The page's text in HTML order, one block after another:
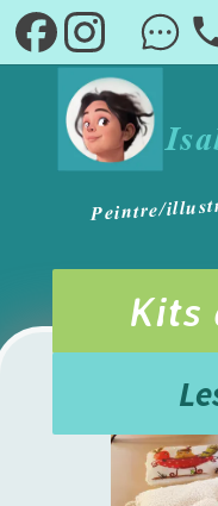
Peintre/
Kits